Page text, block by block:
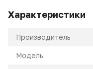
Характеристики
Производитель
Модель